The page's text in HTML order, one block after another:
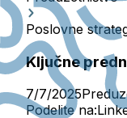
Poslovne
Ključne
7/7/2025
Podelite na: